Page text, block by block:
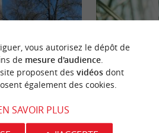
Médoc est un
château
Marais de la
vous autorisez le dépôt de
de mesure d'audience.
proposent des vidéosdont
également des cookies.
SAVOIR PLUS